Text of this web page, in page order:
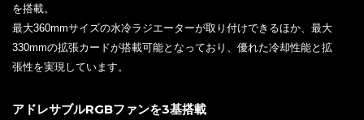
を搭載。
最大360mmサイズの水冷ラジエーターが取り付けできるほか、最大
330mmの拡張カードが搭載可能となっており、優れた冷却性能と拡
張性を実現しています。
アドレサブルRGBファンを3基搭載